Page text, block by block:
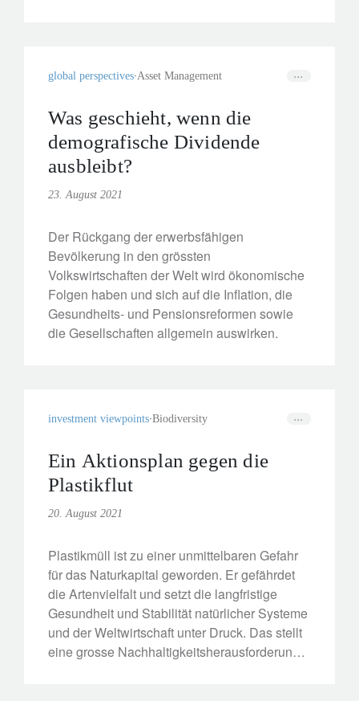
global perspectives Asset Management
Was geschieht, wenn die
demografische Dividende
ausbleibt?
23. August 2021
Der Rückgang der erwerbsfähigen
Bevölkerung in den grössten
Volkswirtschaften der Welt wird ökonomische
Folgen haben und sich auf die Inflation, die
Gesundheits- und Pensionsreformen sowie
die Gesellschaften allgemein auswirken.
investment viewpoints Biodiversity
Ein Aktionsplan gegen die
Plastikflut
20. August 2021
Plastikmüll ist zu einer unmittelbaren Gefahr
für das Naturkapital geworden. Er gefährdet
die Artenvielfalt und setzt die langfristige
Gesundheit und Stabilität natürlicher Systeme
und der Weltwirtschaft unter Druck. Das stellt
eine grosse Nachhaltigkeitsherausforderung